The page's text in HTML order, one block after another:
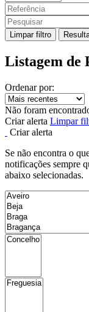
Limpar filtro
Listagem de
Ordenar por:
Não foram
Criar alerta Limpar
Criar alerta
Se não encontra o
notificações sempre
abaixo selecionadas.